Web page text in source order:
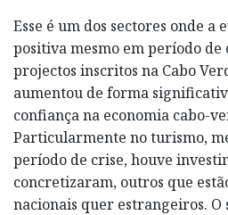
Esse é um dos sectores onde a
positiva mesmo em período
projectos inscritos na Cabo
aumentou de forma
confiança na economia cabo-
Particularmente no turismo,
período de crise, houve
concretizaram, outros que
nacionais quer estrangeiros. O